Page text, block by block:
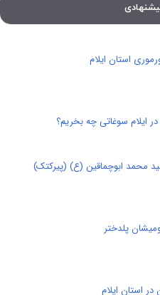
استان ایلام
ایلام سوغاتی چه بخریم؟
محمد ابوچماقین (ع) (پیرکتک)
پلدختر
در استان ایلام